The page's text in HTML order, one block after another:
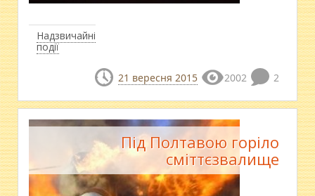
Надзвичайні
події
21 вересня 2015 2002 2
Під Полтавою горіло
сміттєзвалище